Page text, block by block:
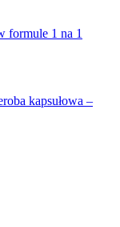
formule 1 na 1
kapsułowa –